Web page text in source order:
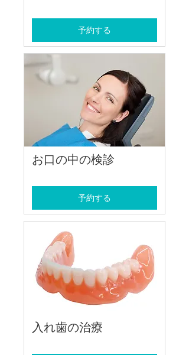
予約する
お口の中の検診
予約する
入れ歯の治療